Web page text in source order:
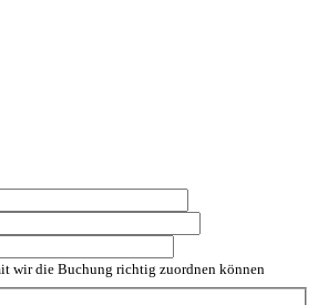
wir die Buchung richtig zuordnen können